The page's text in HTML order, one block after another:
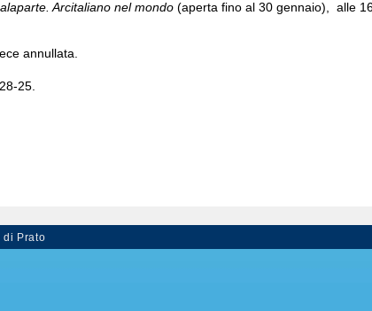
Arcitaliano nel mondo (aperta fino al 30 gennaio), alle
annullata.
25.
di Prato